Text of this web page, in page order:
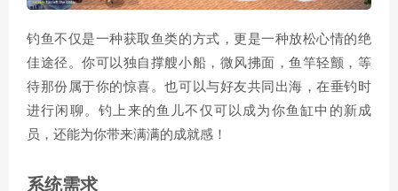
钓鱼不仅是一种获取鱼类的方式，更是一种放松心情的绝
佳途径。你可以独自撑艘小船，微风拂面，鱼竿轻颤，等
待那份属于你的惊喜。也可以与好友共同出海，在垂钓时
进行闲聊。钓上来的鱼儿不仅可以成为你鱼缸中的新成
员，还能为你带来满满的成就感！
系统需求